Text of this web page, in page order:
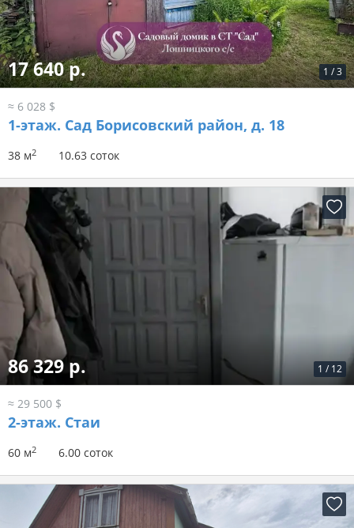
1 /3
17 640 р.
≈ 6 028 $
1-этаж. Сад Борисовский район, д. 18
38 м2 10.63 соток
1 / 12
86 329 р.
≈ 29 500 $
2-этаж. Стаи
60 м2 6.00 соток